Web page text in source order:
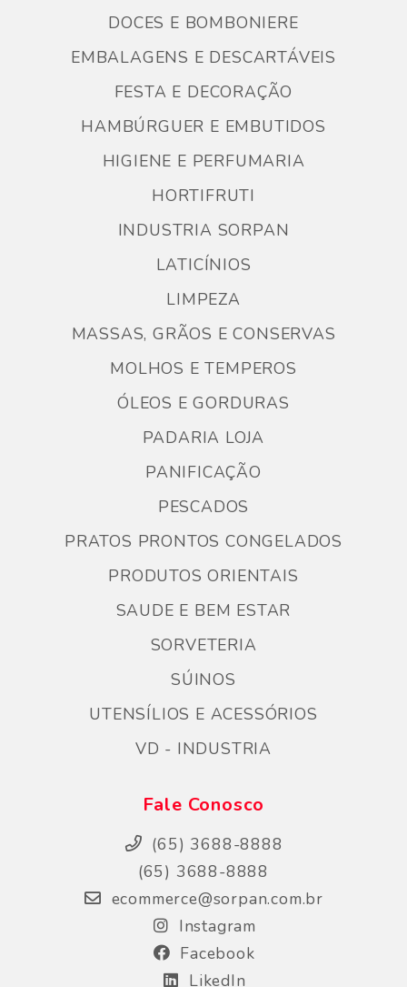
DOCES E BOMBONIERE
EMBALAGENS E DESCARTÁVEIS
FESTA E DECORAÇÃO
HAMBÚRGUER E EMBUTIDOS
HIGIENE E PERFUMARIA
HORTIFRUTI
INDUSTRIA SORPAN
LATICÍNIOS
LIMPEZA
MASSAS, GRÃOS E CONSERVAS
MOLHOS E TEMPEROS
ÓLEOS E GORDURAS
PADARIA LOJA
PANIFICAÇÃO
PESCADOS
PRATOS PRONTOS CONGELADOS
PRODUTOS ORIENTAIS
SAUDE E BEM ESTAR
SORVETERIA
SÚINOS
UTENSÍLIOS E ACESSÓRIOS
VD - INDUSTRIA
Fale Conosco
(65) 3688-8888
(65) 3688-8888
ecommerce@sorpan.com.br
Instagram
Facebook
LikedIn